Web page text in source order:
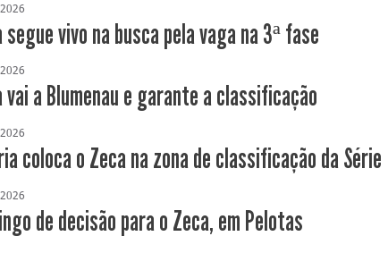
segue vivo na busca pela vaga na 3ª fase
vai a Blumenau e garante a classificação
coloca o Zeca na zona de classificação da Série
de decisão para o Zeca, em Pelotas